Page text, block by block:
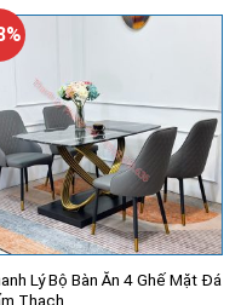
Lý Bộ Bàn Ăn 4 Ghế Mặt Đá
Thạch